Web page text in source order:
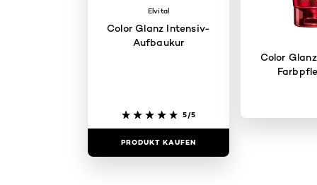
Elvital
Color Glanz Intensiv-
Aufbaukur
5/5
PRODUKT KAUFEN
Color